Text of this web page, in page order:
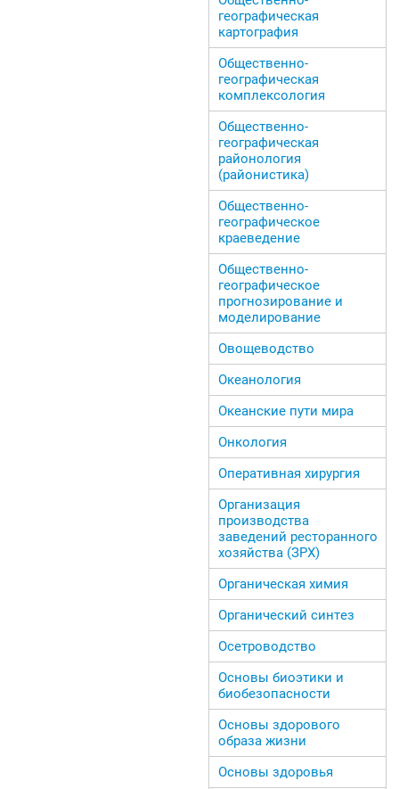
географическая
картография
Общественно-
географическая
комплексология
Общественно-
географическая
районология
(районистика)
Общественно-
географическое
краеведение
Общественно-
географическое
прогнозирование и
моделирование
Овощеводство
Океанология
Океанские пути мира
Онкология
Оперативная хирургия
Организация
производства
заведений ресторанного
хозяйства (ЗРХ)
Органическая химия
Органический синтез
Осетроводство
Основы биоэтики и
биобезопасности
Основы здорового
образа жизни
Основы здоровья